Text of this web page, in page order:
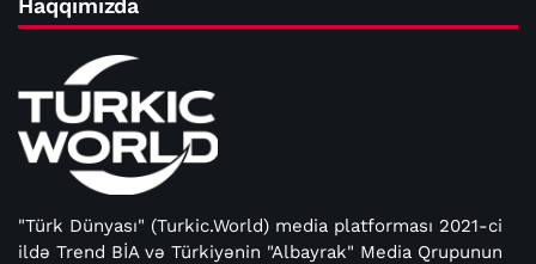
Haqqımızda
"Türk Dünyası" (Turkic.World) media platforması 2021-ci
ildə Trend BİA və Türkiyənin "Albayrak" Media Qrupunun